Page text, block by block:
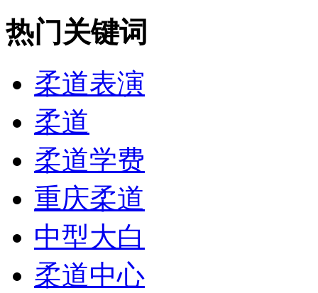
热门关键词
柔道表演
柔道
柔道学费
重庆柔道
中型大白
柔道中心